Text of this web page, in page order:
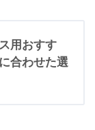
用おすす
合わせた選